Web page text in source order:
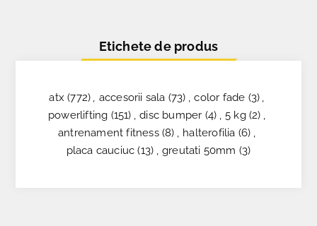
Etichete de produs
atx (772) , accesorii sala (73) , color fade (3) ,
powerlifting (151) , disc bumper (4) , 5 kg (2) ,
antrenament fitness (8) , halterofilia (6) ,
placa cauciuc (13) , greutati 50mm (3)